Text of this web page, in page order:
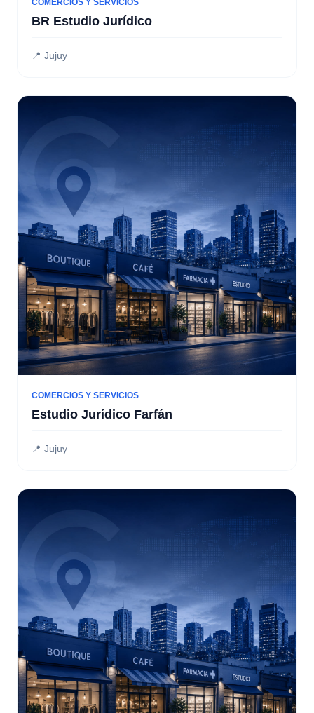
COMERCIOS Y SERVICIOS
BR Estudio Jurídico
📍 Jujuy
COMERCIOS Y SERVICIOS
Estudio Jurídico Farfán
📍 Jujuy